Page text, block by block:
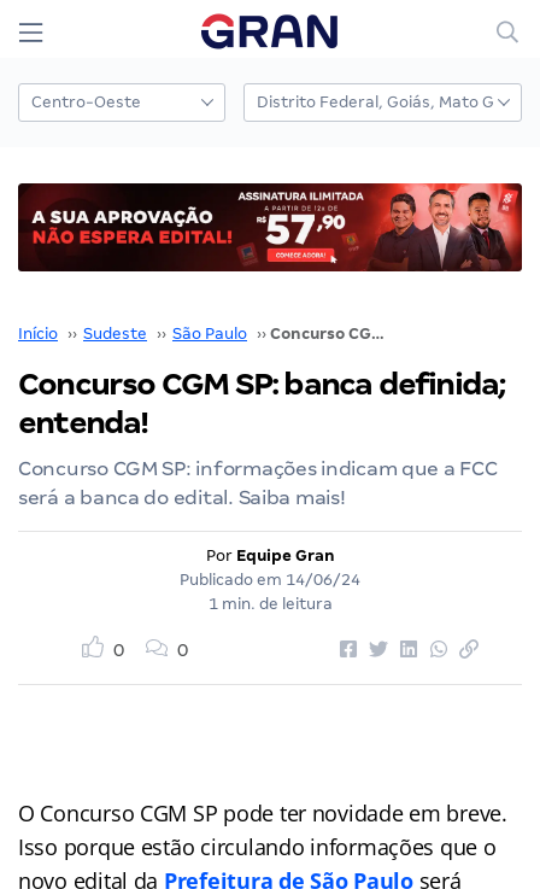
Início ›› Sudeste ›› São Paulo ›› Concurso CGM SP: banca definida; entenda!
Concurso CGM SP: banca definida;
entenda!
Concurso CGM SP: informações indicam que a FCC
será a banca do edital. Saiba mais!
Por Equipe Gran
Publicado em 14/06/24
1 min. de leitura
0 0
O Concurso CGM SP pode ter novidade em breve.
Isso porque estão circulando informações que o
novo edital da Prefeitura de São Paulo será